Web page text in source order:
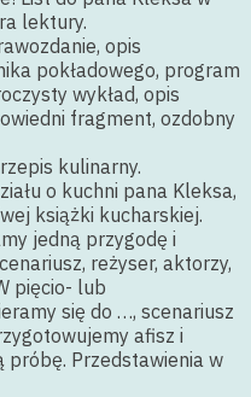
lektury.
opis
pokładowego, program
wykład, opis
fragment, ozdobny
kulinarny.
o kuchni pana Kleksa,
książki kucharskiej.
jedną przygodę i
reżyser, aktorzy,
pięcio- lub
się do …, scenariusz
afisz i
Przedstawienia w